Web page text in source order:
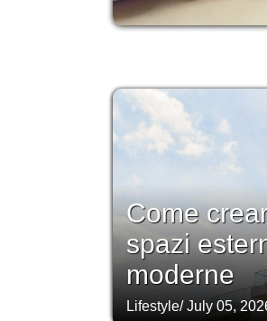
Come
spazi
moderne
Lifestyle/July 05,